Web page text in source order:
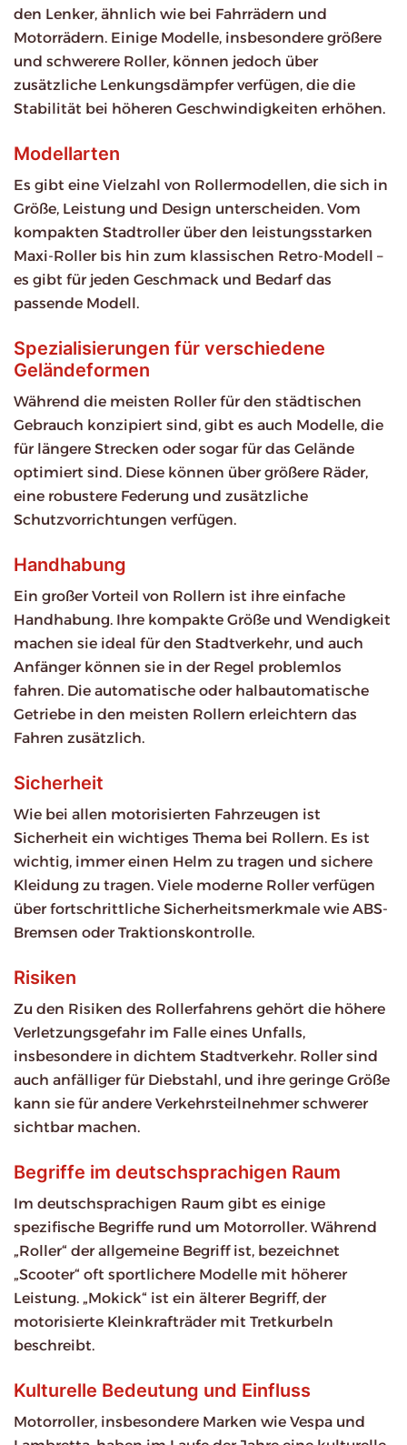
den Lenker, ähnlich wie bei Fahrrädern und
Motorrädern. Einige Modelle, insbesondere größere
und schwerere Roller, können jedoch über
zusätzliche Lenkungsdämpfer verfügen, die die
Stabilität bei höheren Geschwindigkeiten erhöhen.
Modellarten
Es gibt eine Vielzahl von Rollermodellen, die sich in
Größe, Leistung und Design unterscheiden. Vom
kompakten Stadtroller über den leistungsstarken
Maxi-Roller bis hin zum klassischen Retro-Modell –
es gibt für jeden Geschmack und Bedarf das
passende Modell.
Spezialisierungen für verschiedene
Geländeformen
Während die meisten Roller für den städtischen
Gebrauch konzipiert sind, gibt es auch Modelle, die
für längere Strecken oder sogar für das Gelände
optimiert sind. Diese können über größere Räder,
eine robustere Federung und zusätzliche
Schutzvorrichtungen verfügen.
Handhabung
Ein großer Vorteil von Rollern ist ihre einfache
Handhabung. Ihre kompakte Größe und Wendigkeit
machen sie ideal für den Stadtverkehr, und auch
Anfänger können sie in der Regel problemlos
fahren. Die automatische oder halbautomatische
Getriebe in den meisten Rollern erleichtern das
Fahren zusätzlich.
Sicherheit
Wie bei allen motorisierten Fahrzeugen ist
Sicherheit ein wichtiges Thema bei Rollern. Es ist
wichtig, immer einen Helm zu tragen und sichere
Kleidung zu tragen. Viele moderne Roller verfügen
über fortschrittliche Sicherheitsmerkmale wie ABS-
Bremsen oder Traktionskontrolle.
Risiken
Zu den Risiken des Rollerfahrens gehört die höhere
Verletzungsgefahr im Falle eines Unfalls,
insbesondere in dichtem Stadtverkehr. Roller sind
auch anfälliger für Diebstahl, und ihre geringe Größe
kann sie für andere Verkehrsteilnehmer schwerer
sichtbar machen.
Begriffe im deutschsprachigen Raum
Im deutschsprachigen Raum gibt es einige
spezifische Begriffe rund um Motorroller. Während
„Roller“ der allgemeine Begriff ist, bezeichnet
„Scooter“ oft sportlichere Modelle mit höherer
Leistung. „Mokick“ ist ein älterer Begriff, der
motorisierte Kleinkrafträder mit Tretkurbeln
beschreibt.
Kulturelle Bedeutung und Einfluss
Motorroller, insbesondere Marken wie Vespa und